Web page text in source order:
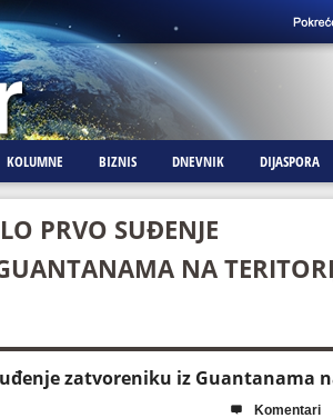
KOLUMNE BIZNIS DNEVNIK DIJASPORA
PRVO SUĐENJE
NA
zatvoreniku iz Guantanama
 Komentari